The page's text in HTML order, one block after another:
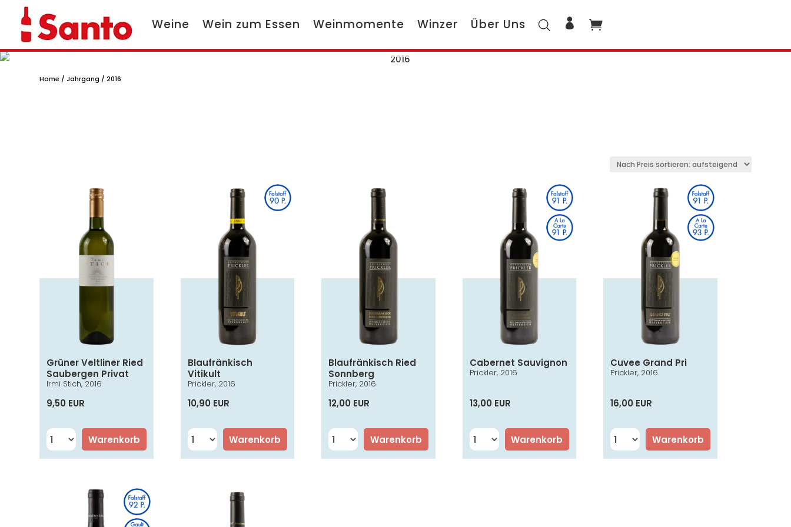
Weine Wein zum Essen Weinmomente Winzer Über Uns
2016
Home /Jahrgang / 2016
Grüner Veltliner Ried
Saubergen Privat
Irmi Stich, 2016
9,50 EUR
Warenkorb
Blaufränkisch
Vitikult
Prickler, 2016
10,90 EUR
Warenkorb
Blaufränkisch Ried
Sonnberg
Prickler, 2016
12,00 EUR
Warenkorb
Cabernet Sauvignon
Prickler, 2016
13,00 EUR
Warenkorb
Cuvee Grand Pri
Prickler, 2016
16,00 EUR
Warenkorb